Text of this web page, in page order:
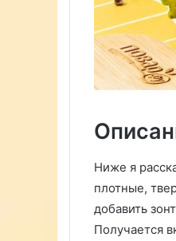
Ниже я
плотные,
добавить
Получается